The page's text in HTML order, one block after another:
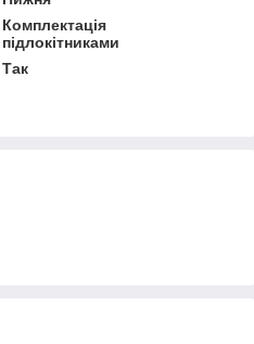
Комплектація
підлокітниками
Так